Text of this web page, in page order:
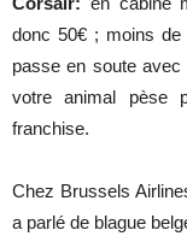
donc 50€ ; moins
passe en soute
votre animal pèse
franchise.
Chez Brussels
a parlé de blague